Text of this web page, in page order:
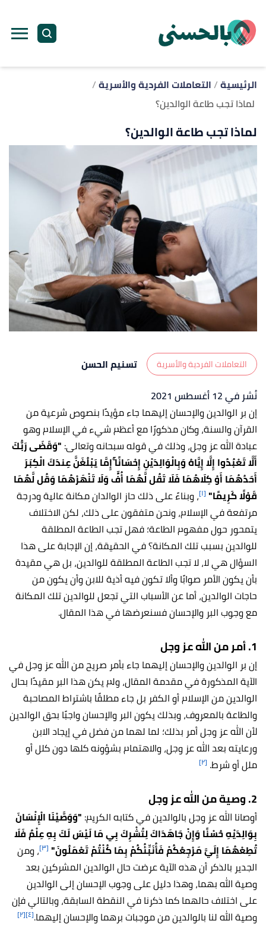
الرئيسية التعاملات الفردية والأسرية
لماذا تجب طاعة الوالدين؟
لماذا تجب طاعة الوالدين؟
التعاملات الفردية والأسرية
تسنيم الحسن
نُشر في 12 أغسطس 2021
إن بر الوالدين والإحسان إليهما جاء مؤيدًا بنصوص شرعية من
القرآن والسنة، وكان مذكورًا مع أعظم شيء في الإسلام وهو
عبادة الله عز وجل، وذلك في قوله سبحانه وتعالى: "وَقَضَى رَبُّكَ
أَلَّا تَعْبُدُوا إِلَّا إِيَّاهُ وَبِالْوَالِدَيْنِ إِحْسَانًا ۚإِمَّا يَبْلُغَنَّ عِندَكَ الْكِبَرَ
أَحَدُهُمَا أَوْ كِلَاهُمَا فَلَا تَقُل لَّهُمَا أُفٍّ وَلَا تَنْهَرْهُمَا وَقُل لَّهُمَا
قَوْلًا كَرِيمًا" [١] ، وبناءً على ذلك حاز الوالدان مكانة عالية ودرجة
مرتفعة في الإسلام، ونحن متفقون على ذلك، لكن الاختلاف
يتمحور حول مفهوم الطاعة؛ فهل تجب الطاعة المطلقة
للوالدين بسبب تلك المكانة؟ في الحقيقة، إن الإجابة على هذا
السؤال هي لا، لا تجب الطاعة المطلقة للوالدين، بل هي مقيدة
بأن يكون الأمر صوابًا وألا تكون فيه أذية للابن وأن يكون من
حاجات الوالدين، أما عن الأسباب التي تجعل للوالدين تلك المكانة
مع وجوب البر والإحسان فسنعرضها في هذا المقال.
1. أمر من الله عز وجل
إن بر الوالدين والإحسان إليهما جاء بأمر صريح من الله عز وجل في
الآية المذكورة في مقدمة المقال، ولم يكن هذا البر مقيدًا بحال
الوالدين من الإسلام أو الكفر بل جاء مطلقًا باشتراط المصاحبة
والطاعة بالمعروف، وبذلك يكون البر والإحسان واجبًا بحق الوالدين
لأن الله عز وجل أمر بذلك؛ لما لهما من فضل في إيجاد الابن
ورعايته بعد الله عز وجل، والاهتمام بشؤونه كلها دون كلل أو
ملل أو شرط. [٢]
2. وصية من الله عز وجل
أوصانا الله عز وجل بالوالدين في كتابه الكريم: "وَوَصَّيْنَا الْإِنْسَانَ
بِوَالِدَيْهِ حُسْنًا وَإِنْ جَاهَدَاكَ لِتُشْرِكَ بِي مَا لَيْسَ لَكَ بِهِ عِلْمٌ فَلَا
تُطِعْهُمَا إِلَيَّ مَرْجِعُكُمْ فَأُنَبِّئُكُمْ بِمَا كُنْتُمْ تَعْمَلُونَ" [٣] ، ومن
الجدير بالذكر أن هذه الآية عرضت حال الوالدين المشركين بعد
وصية الله بهما، وهذا دليل على وجوب الإحسان إلى الوالدين
على اختلاف حالهما كما ذكرنا في النقطة السابقة، وبالتالي فإن
وصية الله لنا بالوالدين من موجبات برهما والإحسان إليهما.[٤] [٢]